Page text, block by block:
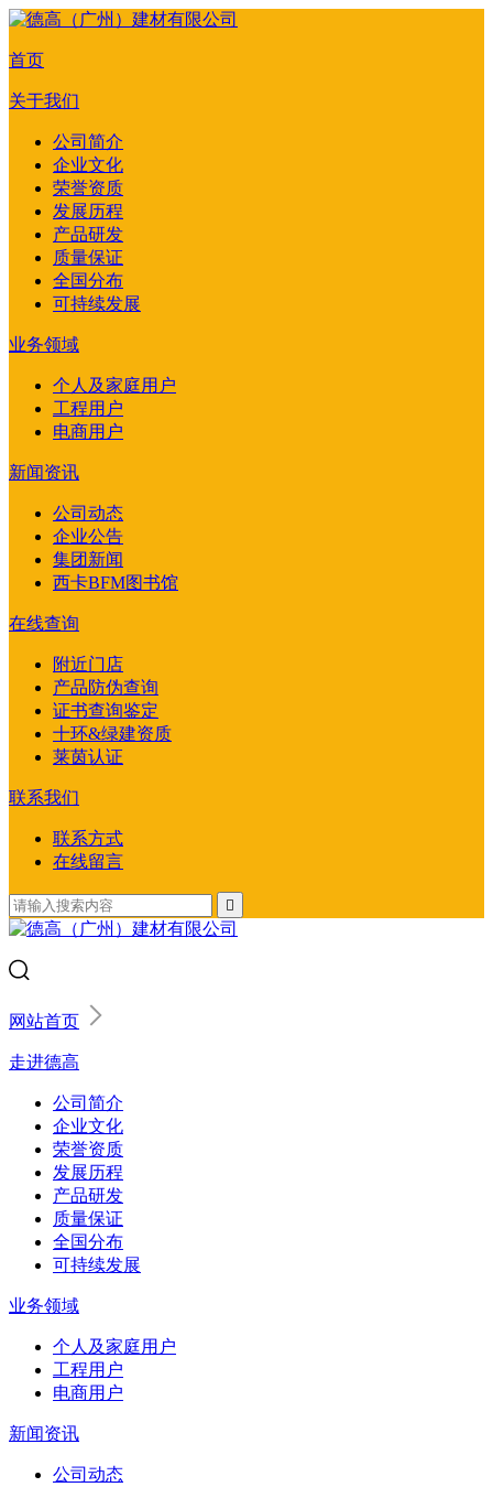
首页
关于我们
公司简介
企业文化
荣誉资质
发展历程
产品研发
质量保证
全国分布
可持续发展
业务领域
个人及家庭用户
工程用户
电商用户
新闻资讯
公司动态
企业公告
集团新闻
西卡BFM图书馆
在线查询
附近门店
产品防伪查询
证书查询鉴定
十环&绿建资质
莱茵认证
联系我们
联系方式
在线留言

网站首页
走进德高
公司简介
企业文化
荣誉资质
发展历程
产品研发
质量保证
全国分布
可持续发展
业务领域
个人及家庭用户
工程用户
电商用户
新闻资讯
公司动态